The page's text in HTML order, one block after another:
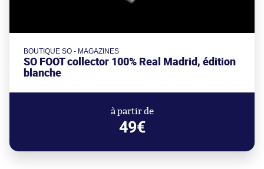
BOUTIQUE SO - MAGAZINES
SO FOOT collector 100% Real Madrid, édition
blanche
à partir de
49€